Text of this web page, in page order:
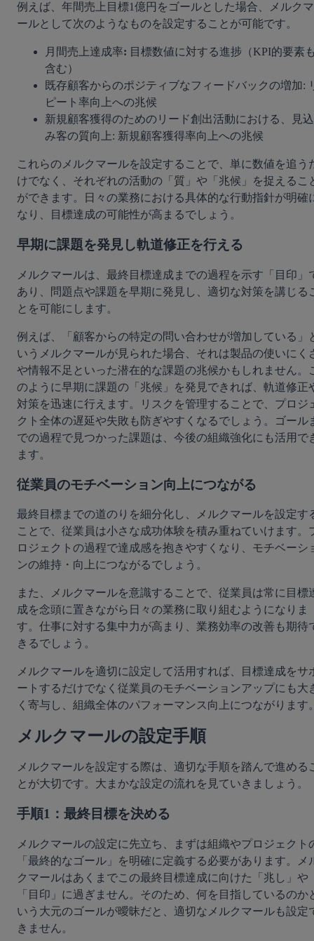
例えば、年間売上目標1億円をゴールとした場合、メルクマ
ールとして次のようなものを設定することが可能です。
月間売上達成率: 目標数値に対する進捗（KPI的要素
含む）
既存顧客からのポジティブなフィードバックの増加:
ピート率向上への兆候
新規顧客獲得のためのリード創出活動における、見込
み客の質向上: 新規顧客獲得率向上への兆候
これらのメルクマールを設定することで、単に数値を追う
けでなく、それぞれの活動の「質」や「兆候」を捉えるこ
ができます。日々の業務における具体的な行動指針が明確
なり、目標達成の可能性が高まるでしょう。
早期に課題を発見し軌道修正を行える
メルクマールは、最終目標達成までの過程を示す「目印」
あり、問題点や課題を早期に発見し、適切な対策を講じる
とを可能にします。
例えば、「顧客からの特定の問い合わせが増加している」
いうメルクマールが見られた場合、それは製品の使いにく
や情報不足といった潜在的な課題の兆候かもしれません。
のように早期に課題の「兆候」を発見できれば、軌道修正
対策を迅速に行えます。リスクを管理することで、プロジ
クト全体の遅延や失敗も防ぎやすくなるでしょう。ゴール
での過程で見つかった課題は、今後の組織強化にも活用で
ます。
従業員のモチベーション向上につながる
最終目標までの道のりを細分化し、メルクマールを設定す
ことで、従業員は小さな成功体験を積み重ねていけます。
ロジェクトの過程で達成感を抱きやすくなり、モチベーシ
ンの維持・向上につながるでしょう。
また、メルクマールを意識することで、従業員は常に目標
成を念頭に置きながら日々の業務に取り組むようになりま
す。仕事に対する集中力が高まり、業務効率の改善も期待
きるでしょう。
メルクマールを適切に設定して活用すれば、目標達成をサ
ートするだけでなく従業員のモチベーションアップにも大
く寄与し、組織全体のパフォーマンス向上につながります
メルクマールの設定手順
メルクマールを設定する際は、適切な手順を踏んで進める
とが大切です。大まかな設定の流れを見ていきましょう。
手順1：最終目標を決める
メルクマールの設定に先立ち、まずは組織やプロジェクト
「最終的なゴール」を明確に定義する必要があります。メ
クマールはあくまでこの最終目標達成に向けた「兆し」や
「目印」に過ぎません。そのため、何を目指しているのか
いう大元のゴールが曖昧だと、適切なメルクマールも設定
きません。